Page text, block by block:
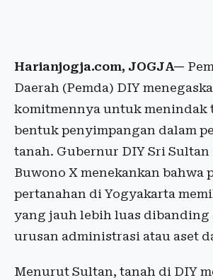
Harianjogja.com, JOGJA—
Daerah (Pemda) DIY
komitmennya untuk menindak
bentuk penyimpangan dalam
tanah. Gubernur DIY Sri Sultan
Buwono X menekankan bahwa
pertanahan di Yogyakarta
yang jauh lebih luas dibanding
urusan administrasi atau aset
Menurut Sultan, tanah di DIY